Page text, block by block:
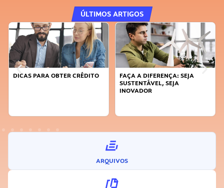
ÚLTIMOS ARTIGOS
DICAS PARA OBTER CRÉDITO
FAÇA A DIFERENÇA: SEJA
SUSTENTÁVEL, SEJA
INOVADOR
ARQUIVOS